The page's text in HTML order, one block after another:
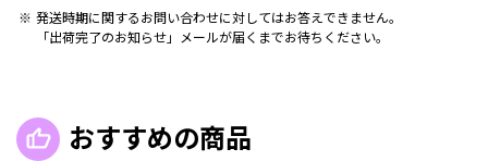
発送時期に関するお問い合わせに対してはお答えできません。
「出荷完了のお知らせ」メールが届くまでお待ちください。
おすすめの商品